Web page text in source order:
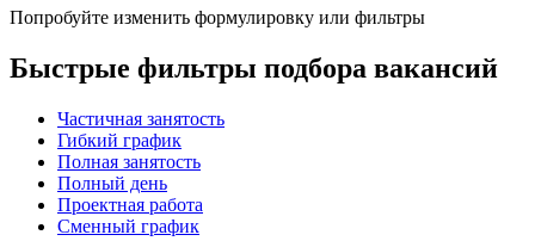
Попробуйте изменить формулировку или фильтры
Быстрые фильтры подбора вакансий
Частичная занятость
Гибкий график
Полная занятость
Полный день
Проектная работа
Сменный график